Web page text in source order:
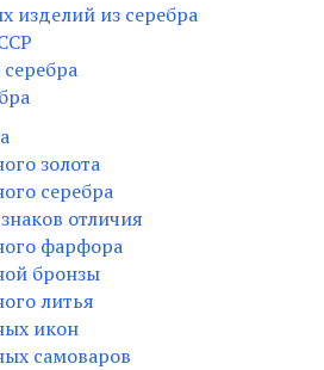
изделий из серебра
золота
серебра
отличия
фарфора
бронзы
литья
икон
самоваров